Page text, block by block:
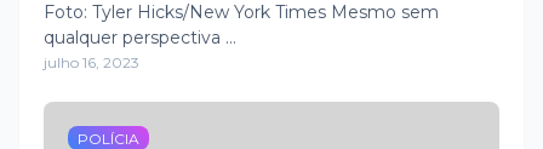
Foto: Tyler Hicks/New York Times Mesmo sem
qualquer perspectiva …
julho 16, 2023
POLÍCIA